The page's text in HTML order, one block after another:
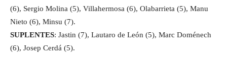
(6), Sergio Molina (5), Villahermosa (6), Olabarrieta (5), Manu
Nieto (6), Minsu (7).
SUPLENTES: Jastin (7), Lautaro de León (5), Marc Doménech
(6), Josep Cerdá (5).